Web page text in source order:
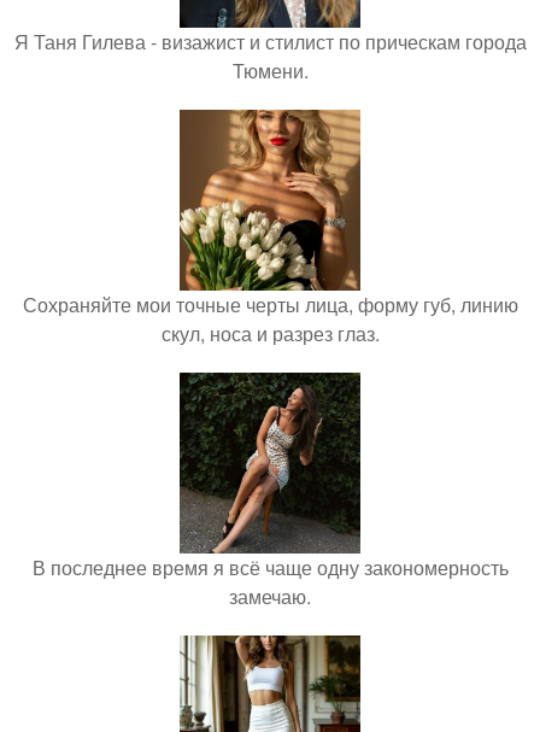
Я Таня Гилева - визажист и стилист по прическам города
Тюмени.
Сохраняйте мои точные черты лица, форму губ, линию
скул, носа и разрез глаз.
В последнее время я всё чаще одну закономерность
замечаю.